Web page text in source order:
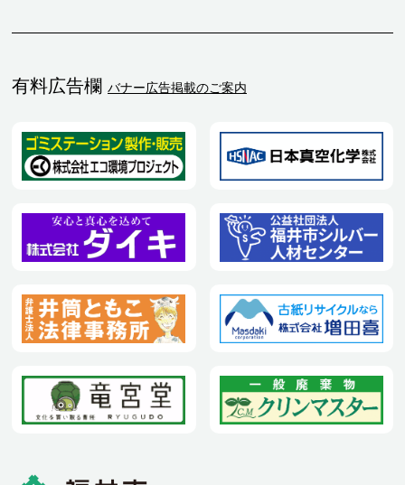
有料広告欄 バナー広告掲載のご案内